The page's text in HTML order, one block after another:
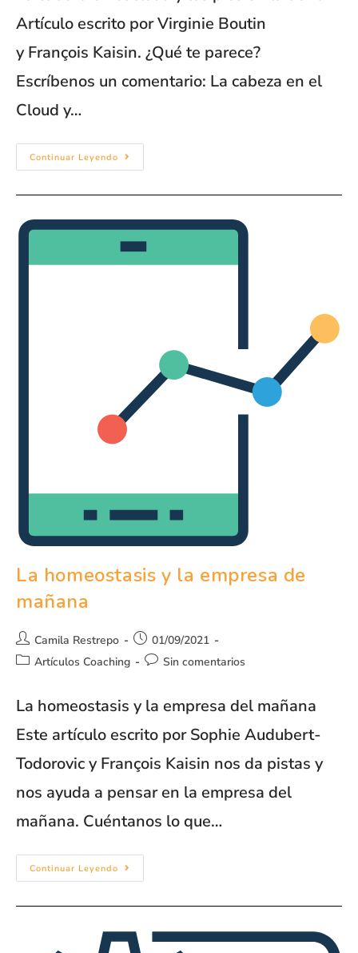
Artículo escrito por Virginie Boutin
y François Kaisin. ¿Qué te parece?
Escríbenos un comentario: La cabeza en el
Cloud y…
Continuar Leyendo
La homeostasis y la empresa de
mañana
Camila Restrepo
01/09/2021
Artículos Coaching
Sin comentarios
La homeostasis y la empresa del mañana
Este artículo escrito por Sophie Audubert-
Todorovic y François Kaisin nos da pistas y
nos ayuda a pensar en la empresa del
mañana. Cuéntanos lo que…
Continuar Leyendo